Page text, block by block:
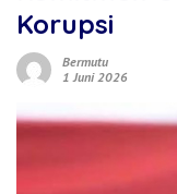
Korupsi
Bermutu
1 Juni 2026